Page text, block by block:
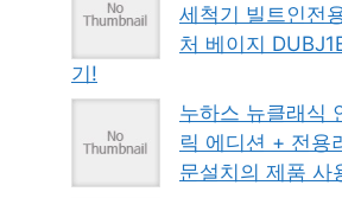
세척기 빌트인전
처 베이지
기!
누하스 뉴클래식
릭 에디션 + 전용
문설치의 제품 사